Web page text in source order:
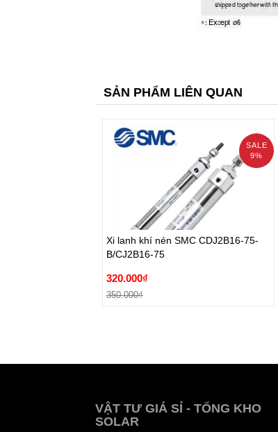
SẢN PHẨM LIÊN QUAN
SALE
9%
Xi lanh khí nén SMC CDJ2B16-75-
B/CJ2B16-75
320.000₫
350.000₫
Xi lanh khí nén SMC CDJ2B16-75-
B/CJ2B16-75
320.000₫
VẬT TƯ GIÁ SỈ - TỔNG KHO
SOLAR